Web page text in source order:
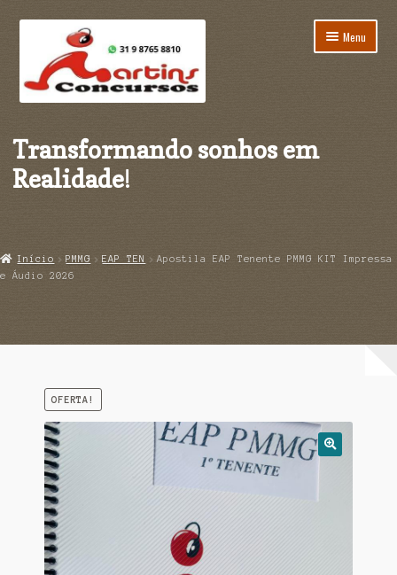
navegação
conteúdo
Menu
Carrinho
Transformando sonhos em
Realidade!
Início PMMG EAP TEN
Apostila EAP Tenente PMMG KIT Impressa
e Áudio 2026
OFERTA!